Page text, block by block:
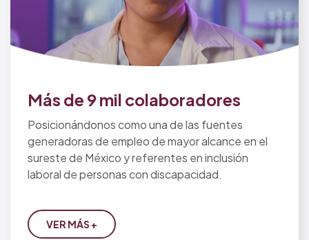
Más de 9 mil colaboradores
Posicionándonos como una de las fuentes
generadoras de empleo de mayor alcance en el
sureste de México y referentes en inclusión
laboral de personas con discapacidad.
VER MÁS +